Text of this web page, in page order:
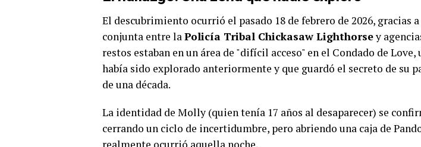
El descubrimiento ocurrió el pasado 18 de febrero de 2026, gracias
conjunta entre laPolicía Tribal Chickasaw Lighthorsey
restos estaban en un área de "difícil acceso" en el Condado de Love,
había sido explorado anteriormente y que guardó el secreto de su
de una década.
La identidad de Molly (quien tenía 17 años al desaparecer) se
cerrando un ciclo de incertidumbre, pero abriendo una caja de